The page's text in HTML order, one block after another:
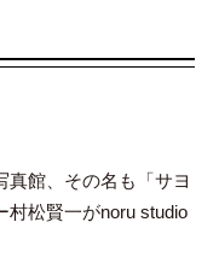
メ
真館、その名も「サヨ
村松賢一がnoru studio